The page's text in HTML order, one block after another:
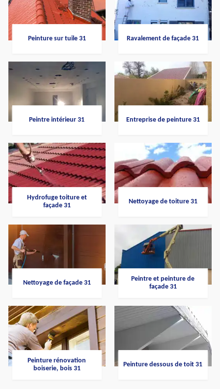
Peinture sur tuile 31 Ravalement de façade 31
Peintre intérieur 31 Entreprise de peinture 31
Hydrofuge toiture et
façade 31
Nettoyage de toiture 31
Nettoyage de façade 31
Peintre et peinture de
façade 31
Peinture rénovation
boiserie, bois 31
Peinture dessous de toit 31